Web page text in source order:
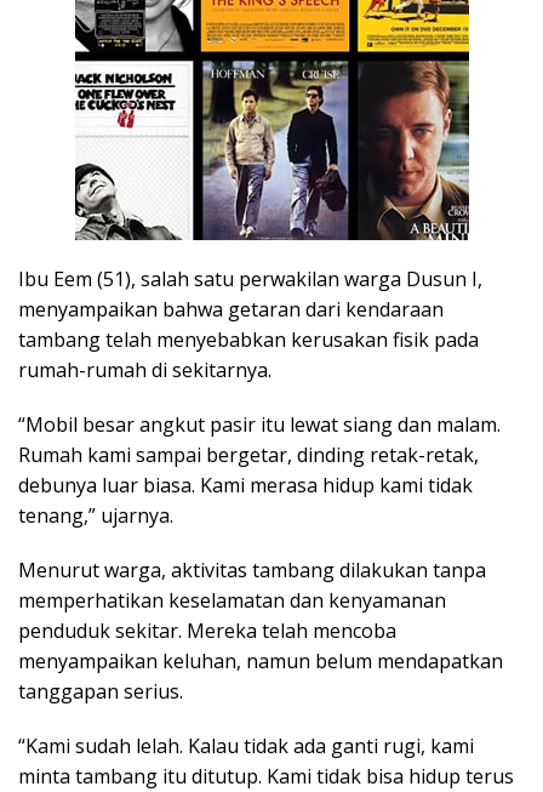
Ibu Eem (51), salah satu perwakilan warga Dusun I,
menyampaikan bahwa getaran dari kendaraan
tambang telah menyebabkan kerusakan fisik pada
rumah-rumah di sekitarnya.
“Mobil besar angkut pasir itu lewat siang dan malam.
Rumah kami sampai bergetar, dinding retak-retak,
debunya luar biasa. Kami merasa hidup kami tidak
tenang,” ujarnya.
Menurut warga, aktivitas tambang dilakukan tanpa
memperhatikan keselamatan dan kenyamanan
penduduk sekitar. Mereka telah mencoba
menyampaikan keluhan, namun belum mendapatkan
tanggapan serius.
“Kami sudah lelah. Kalau tidak ada ganti rugi, kami
minta tambang itu ditutup. Kami tidak bisa hidup terus